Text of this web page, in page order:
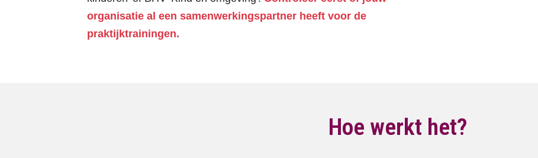
organisatie al een samenwerkingspartner heeft voor de
praktijktrainingen.
Hoe werkt het?